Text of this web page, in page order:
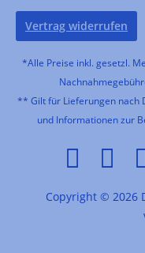
Vertrag widerrufen
*Alle Preise inkl. gesetzl.
** Gilt für Lieferungen nach
und Informationen zur
Copyright © 2026